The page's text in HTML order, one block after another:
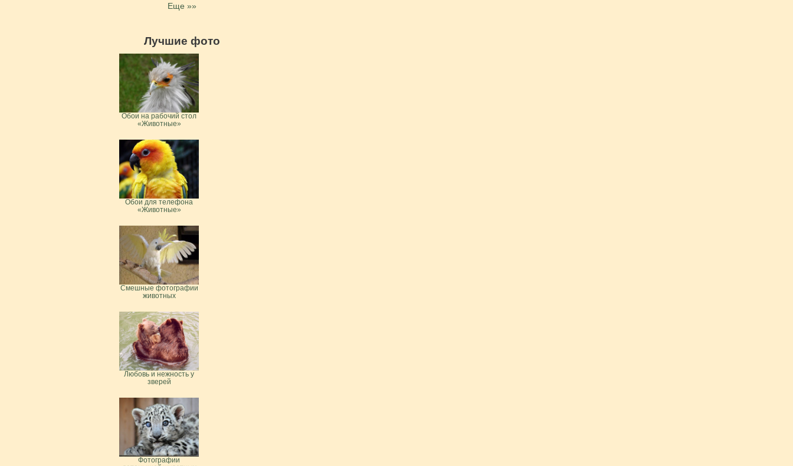
Еще »»
Лучшие фото
Обои на рабочий стол
«Животные»
Обои для телефона
«Животные»
Смешные фотографии
животных
Любовь и нежность у
зверей
Фотографии